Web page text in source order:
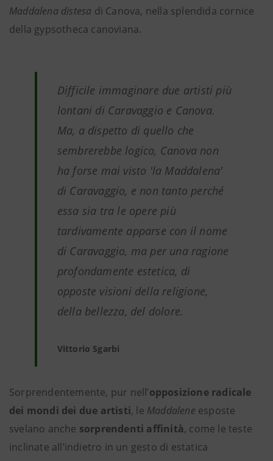
Maddalena distesa di Canova, nella splendida cornice
della gypsotheca canoviana.
Difficile immaginare due artisti più
lontani di Caravaggio e Canova.
Ma, a dispetto di quello che
sembrerebbe logico, Canova non
ha forse mai visto 'la Maddalena'
di Caravaggio, e non tanto perché
essa sia tra le opere più
tardivamente apparse con il nome
di Caravaggio, ma per una ragione
profondamente estetica, di
opposte visioni della religione,
della bellezza, del dolore.
Vittorio Sgarbi
Sorprendentemente, pur nell’opposizione radicale
dei mondi dei due artisti, le Maddalene esposte
svelano anche sorprendenti affinità, come le teste
inclinate all’indietro in un gesto di estatica